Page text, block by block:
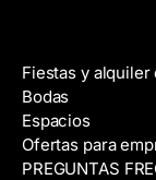
Fiestas y
Bodas
Espacios
Ofertas para
PREGUNTAS